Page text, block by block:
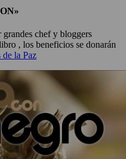
grandes chef y bloggers
, los beneficios se donarán
de la Paz